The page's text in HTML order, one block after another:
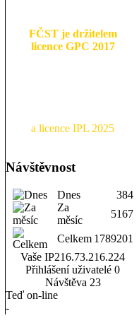
FČST je držitelem
licence GPC 2017
a licence IPL 2025
Návštěvnost
Dnes
384
Za
měsíc
5167
Celkem 1789201
Vaše IP216.73.216.224
Přihlášení uživatelé 0
Návštěva 23
Teď on-line
-